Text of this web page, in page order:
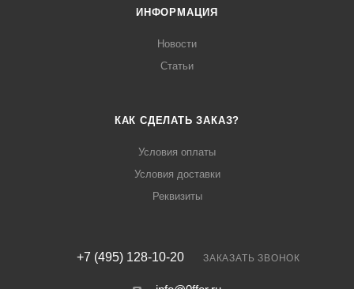
ИНФОРМАЦИЯ
Новости
Статьи
КАК СДЕЛАТЬ ЗАКАЗ?
Условия оплаты
Условия доставки
Реквизиты
+7 (495) 128-10-20 ЗАКАЗАТЬ ЗВОНОК